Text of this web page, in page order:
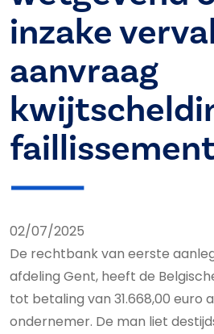
inzake
aanvraag
02/07/2025
De rechtbank van eerste
afdeling Gent, heeft de
tot betaling van 31.668,00 euro
ondernemer. De man liet